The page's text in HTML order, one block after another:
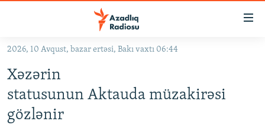
Əsas
qayıt
Əsas
naviqasiyaya
qayıt
KORRUPSIOMETR
2026, 10 Avqust, bazar ertəsi, Bakı vaxtı 06:44
Xəzərin
statusunun Aktauda müzakirəsi
gözlənir